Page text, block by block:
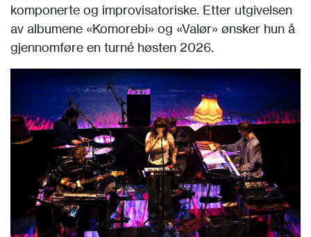
komponerte og improvisatoriske. Etter utgivelsen
av albumene «Komorebi» og «Valør» ønsker hun å
gjennomføre en turné høsten 2026.